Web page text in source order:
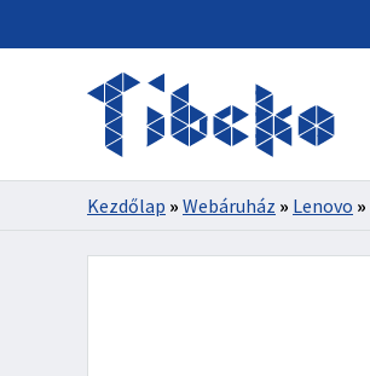
Kezdőlap » Webáruház » Lenovo »